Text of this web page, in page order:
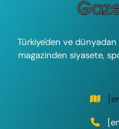
Türkiye'den ve dünyadan
magazinden siyasete,